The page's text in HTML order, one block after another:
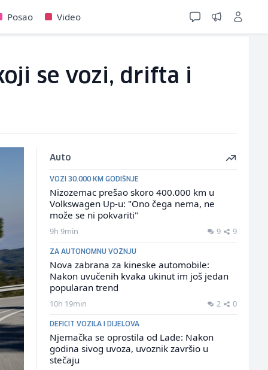
Posao Video
se vozi, drifta i
Auto
VOZI 30.000 KM GODIŠNJE
Nizozemac prešao skoro 400.000 km u
Volkswagen Up-u: "Ono čega nema, ne
može se ni pokvariti"
9h 9min 9 9
ZA AUTONOMNU VOŽNJU
Nova zabrana za kineske automobile:
Nakon uvučenih kvaka ukinut im još jedan
popularan trend
10h 19min 2 0
DEFICIT VOZILA I DIJELOVA
Njemačka se oprostila od Lade: Nakon
godina sivog uvoza, uvoznik završio u
stečaju